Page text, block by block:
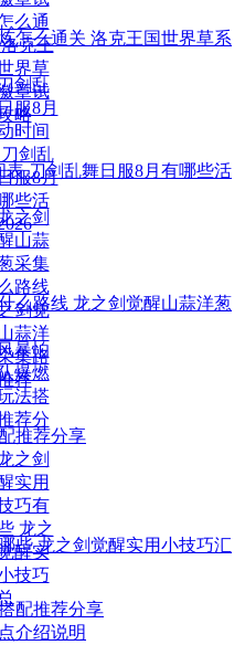
怎么通关 洛克王国世界草系
刀剑乱舞日服8月有哪些活
么路线 龙之剑觉醒山蒜洋葱
推荐分享
些 龙之剑觉醒实用小技巧汇
配推荐分享
介绍说明